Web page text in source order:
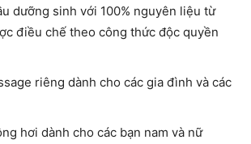
dưỡng sinh với 100% nguyên liệu từ
điều chế theo công thức độc quyền
riêng dành cho các gia đình và các
hơi dành cho các bạn nam và nữ